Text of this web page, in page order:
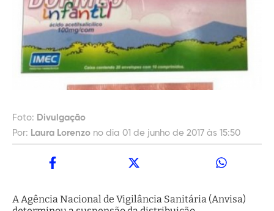
Foto: Divulgação
Por: Laura Lorenzo no dia 01 de junho de 2017 às 15:50
A Agência Nacional de Vigilância Sanitária (Anvisa)